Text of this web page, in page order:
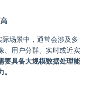
际场景中，通常会涉及多
用户分群
实时或近实
要具备大规模数据处理能